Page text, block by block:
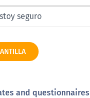
and questionnaires